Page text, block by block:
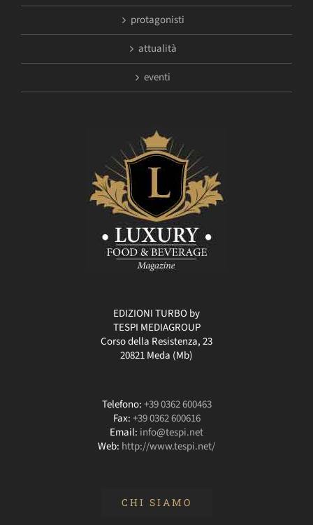
protagonisti
attualità
eventi
EDIZIONI TURBO by
TESPI MEDIAGROUP
Corso della Resistenza, 23
20821 Meda (Mb)
Telefono:+39 0362 600463
Fax:+39 0362 600616
Email: info@tespi.net
Web: http://www.tespi.net/
CHI SIAMO